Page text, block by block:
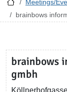
Meetings/
brainbows
brainbows
gmbh